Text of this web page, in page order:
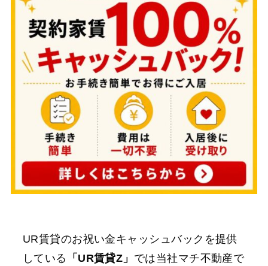
UR賃貸のお祝い金キャッシュバックを提供
している
「UR賃貸Z」 では当社マチ不動産で